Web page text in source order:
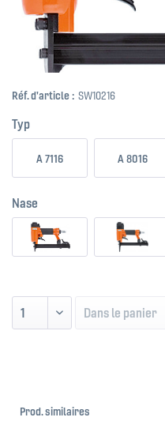
Réf. d'article : SW10216
Typ
A 7116 A 8016
Nase
Dans le panier
Prod. similaires